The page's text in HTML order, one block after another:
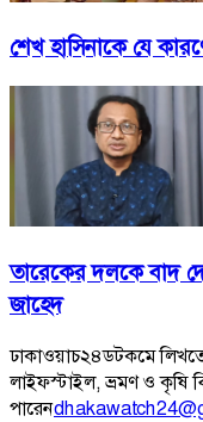
শেখ হাসিনাকে যে
তারেকের দলকে বাদ
জাহেদ
ঢাকাওয়াচ২৪ডটকমে
লাইফস্টাইল, ভ্রমণ ও কৃষি
পারেন